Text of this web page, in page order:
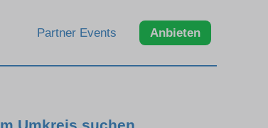
Partner Events Anbieten